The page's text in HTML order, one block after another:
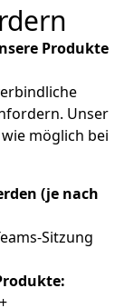
Produkte
Unser
möglich bei
(je nach
Sitzung